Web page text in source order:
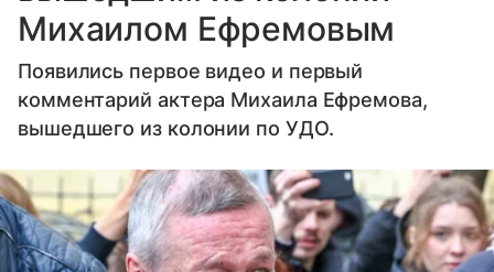
Михаилом Ефремовым
Появились первое видео и первый
комментарий актера Михаила Ефремова,
вышедшего из колонии по УДО.